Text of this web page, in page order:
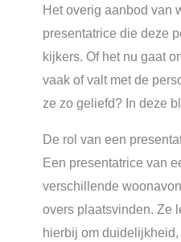
Het overig aanbod van
presentatrice die deze
kijkers. Of het nu gaat
vaak of valt met de
ze zo geliefd? In deze
De rol van een
Een presentatrice van
verschillende
overs plaatsvinden. Ze
hierbij om